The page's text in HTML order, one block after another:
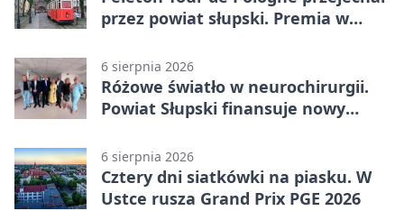
przez powiat słupski. Premia w
6 sierpnia 2026
Różowe światło w neurochirurgii.
Powiat Słupski finansuje nowy
6 sierpnia 2026
Cztery dni siatkówki na piasku. W
Ustce rusza Grand Prix PGE 2026